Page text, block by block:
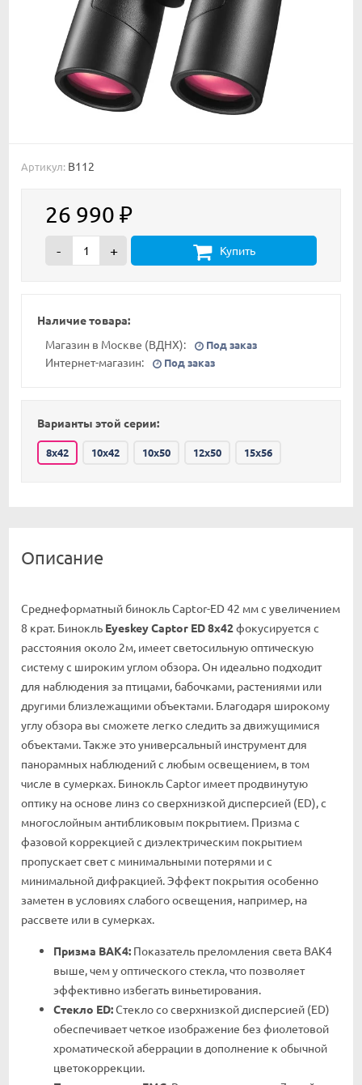
Артикул: B112
26 990 ₽
- + Купить
Наличие товара:
Магазин в Москве (ВДНХ):
Под заказ
Интернет-магазин: Под заказ
Варианты этой серии:
8x42 10x42 10x50 12x50 15x56
Описание
Среднеформатный бинокль Captor-ED 42 мм с увеличением
8 крат. Бинокль Eyeskey Captor ED 8x42фокусируется с
расстояния около 2м, имеет светосильную оптическую
систему с широким углом обзора. Он идеально подходит
для наблюдения за птицами, бабочками, растениями или
другими близлежащими объектами. Благодаря широкому
углу обзора вы сможете легко следить за движущимися
объектами. Также это универсальный инструмент для
панорамных наблюдений с любым освещением, в том
числе в сумерках. Бинокль Captor имеет продвинутую
оптику на основе линз со сверхнизкой дисперсией (ED), с
многослойным антибликовым покрытием. Призма с
фазовой коррекцией с диэлектрическим покрытием
пропускает свет с минимальными потерями и с
минимальной дифракцией. Эффект покрытия особенно
заметен в условиях слабого освещения, например, на
рассвете или в сумерках.
Призма BAK4: Показатель преломления света BAK4
выше, чем у оптического стекла, что позволяет
эффективно избегать виньетирования.
Стекло ED:Стекло со сверхнизкой дисперсией (ED)
обеспечивает четкое изображение без фиолетовой
хроматической аберрации в дополнение к обычной
цветокоррекции.